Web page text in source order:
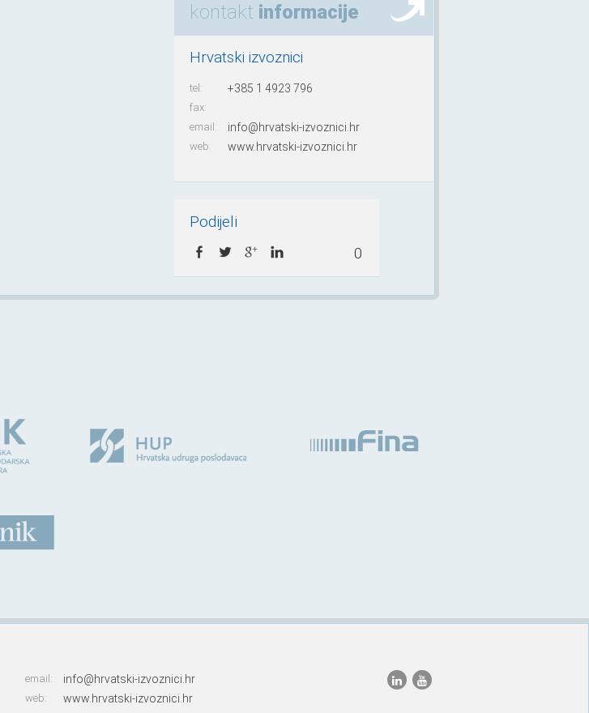
kontakt informacije
Hrvatski izvoznici
tel: +385 1 4923 796
fax:
email:
info@hrvatski-izvoznici.hr
web: www.hrvatski-izvoznici.hr
Podijeli
0
email: info@hrvatski-izvoznici.hr
web: www.hrvatski-izvoznici.hr